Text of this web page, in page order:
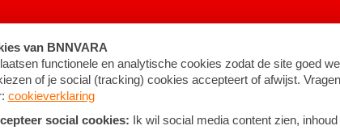
Algemene voorwaarden ©2026BNNVARA